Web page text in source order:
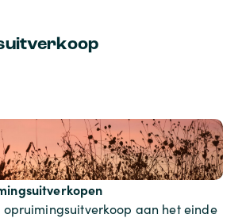
aan het einde